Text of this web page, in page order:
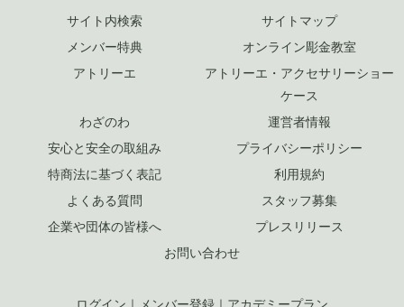
サイト内検索
サイトマップ
メンバー特典
オンライン彫金教室
アトリーエ
アトリーエ・アクセサリーショー
ケース
わざのわ
運営者情報
安心と安全の取組み
プライバシーポリシー
特商法に基づく表記
利用規約
よくある質問
スタッフ募集
企業や団体の皆様へ
プレスリリース
お問い合わせ